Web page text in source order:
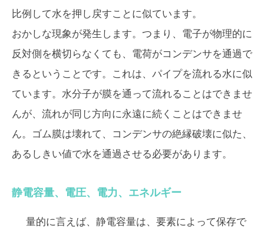
比例して水を押し戻すことに似ています。
おかしな現象が発生します。つまり、電子が物理的に
反対側を横切らなくても、電荷がコンデンサを通過で
きるということです。これは、パイプを流れる水に似
ています。水分子が膜を通って流れることはできませ
んが、流れが同じ方向に永遠に続くことはできませ
ん。ゴム膜は壊れて、コンデンサの絶縁破壊に似た、
あるしきい値で水を通過させる必要があります。
静電容量、電圧、電力、エネルギー
量的に言えば、静電容量は、要素によって保存で